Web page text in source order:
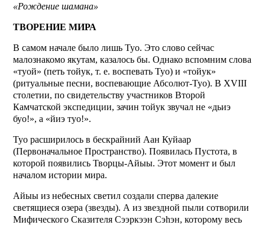
«Рождение шамана»
ТВОРЕНИЕ МИРА
В самом начале было лишь Туо. Это слово сейчас
малознакомо якутам, казалось бы. Однако вспомним слова
«туой» (петь тойук, т. е. воспевать Туо) и «тойук»
(ритуальные песни, воспевающие Абсолют-Туо). В XVIII
столетии, по свидетельству участников Второй
Камчатской экспедиции, зачин тойук звучал не «дьиэ
буо!», а «йиэ туо!».
Туо расширилось в бескрайний Аан Куйаар
(Первоначальное Пространство). Появилась Пустота, в
которой появились Творцы-Айыы. Этот момент и был
началом истории мира.
Айыы из небесных светил создали сперва далекие
светящиеся озера (звезды). А из звездной пыли сотворили
Мифического Сказителя Сээркээн Сэhэн, которому весь